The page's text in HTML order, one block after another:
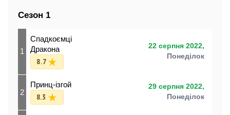
Сезон 1
1
Спадкоємці
Дракона
8.7
22 серпня 2022,
Понеділок
2
Принц-ізгой
8.3
29 серпня 2022,
Понеділок